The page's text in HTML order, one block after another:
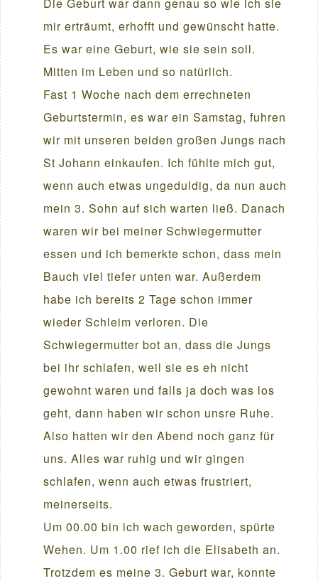
mir erträumt, erhofft und gewünscht hatte.
Es war eine Geburt, wie sie sein soll.
Mitten im Leben und so natürlich.
Fast 1 Woche nach dem errechneten
Geburtstermin, es war ein Samstag, fuhren
wir mit unseren beiden großen Jungs nach
St Johann einkaufen. Ich fühlte mich gut,
wenn auch etwas ungeduldig, da nun auch
mein 3. Sohn auf sich warten ließ. Danach
waren wir bei meiner Schwiegermutter
essen und ich bemerkte schon, dass mein
Bauch viel tiefer unten war. Außerdem
habe ich bereits 2 Tage schon immer
wieder Schleim verloren. Die
Schwiegermutter bot an, dass die Jungs
bei ihr schlafen, weil sie es eh nicht
gewohnt waren und falls ja doch was los
geht, dann haben wir schon unsre Ruhe.
Also hatten wir den Abend noch ganz für
uns. Alles war ruhig und wir gingen
schlafen, wenn auch etwas frustriert,
meinerseits.
Um 00.00 bin ich wach geworden, spürte
Wehen. Um 1.00 rief ich die Elisabeth an.
Trotzdem es meine 3. Geburt war, konnte